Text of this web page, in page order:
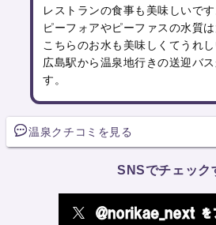
レストランの食事も美味しいです
ピーフォアやピーファスの水質
こちらのお水も美味しくてうれし
広島駅から温泉地行きの送迎バ
す。
温泉クチコミを見る
SNSでチェック